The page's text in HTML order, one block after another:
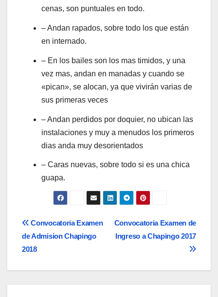
cenas, son puntuales en todo.
– Andan rapados, sobre todo los que están
en internado.
– En los bailes son los mas timidos, y una
vez mas, andan en manadas y cuando se
«pican», se alocan, ya que vivirán varias de
sus primeras veces
– Andan perdidos por doquier, no ubican las
instalaciones y muy a menudos los primeros
dias anda muy desorientados
– Caras nuevas, sobre todo si es una chica
guapa.
Navegación
de
entradas
Convocatoria Examen de
Ingreso a Chapingo 2017
Convocatoria Examen
de Admision Chapingo
2018